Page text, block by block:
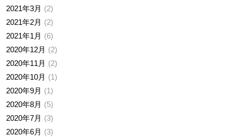
2021年3月
2
2021年2月
2
2021年1月
6
2020年12月
2
2020年11月
2
2020年10月
1
2020年9月
1
2020年8月
5
2020年7月
3
2020年6月
3